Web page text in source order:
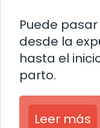
Puede
desde la
hasta el
parto.
Leer más